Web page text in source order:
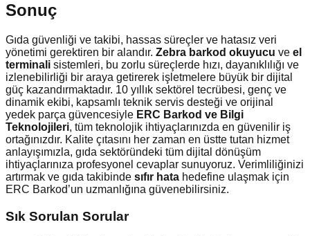
Sonuç
Gıda güvenliği ve takibi, hassas süreçler ve hatasız veri
yönetimi gerektiren bir alandır. Zebra barkod okuyucu ve el
terminali sistemleri, bu zorlu süreçlerde hızı, dayanıklılığı ve
izlenebilirliği bir araya getirerek işletmelere büyük bir dijital
güç kazandırmaktadır. 10 yıllık sektörel tecrübesi, genç ve
dinamik ekibi, kapsamlı teknik servis desteği ve orijinal
yedek parça güvencesiyle ERC Barkod ve Bilgi
Teknolojileri, tüm teknolojik ihtiyaçlarınızda en güvenilir iş
ortağınızdır. Kalite çıtasını her zaman en üstte tutan hizmet
anlayışımızla, gıda sektöründeki tüm dijital dönüşüm
ihtiyaçlarınıza profesyonel cevaplar sunuyoruz. Verimliliğinizi
artırmak ve gıda takibinde sıfır hata hedefine ulaşmak için
ERC Barkod’un uzmanlığına güvenebilirsiniz.
Sık Sorulan Sorular